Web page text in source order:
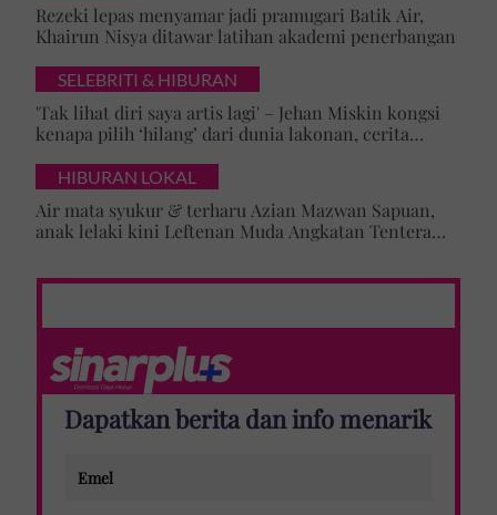
Rezeki lepas menyamar jadi pramugari Batik Air,
Khairun Nisya ditawar latihan akademi penerbangan
SELEBRITI & HIBURAN
'Tak lihat diri saya artis lagi' – Jehan Miskin kongsi
kenapa pilih ‘hilang’ dari dunia lakonan, cerita
HIBURAN LOKAL
Air mata syukur & terharu Azian Mazwan Sapuan,
anak lelaki kini Leftenan Muda Angkatan Tentera
Dapatkan berita dan info menarik